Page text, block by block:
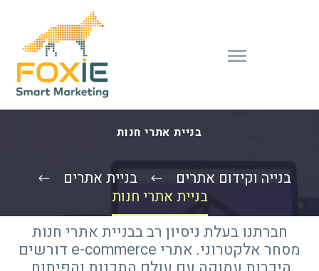
בניית אתרי חנות
בנייה וקידום אתרים
בניית אתרים
בניית אתרי חנות
חברתנו בעלת ניסיון רב בבניית אתרי חנות
מסחר אלקטרוני. אתרי e-commerce דורשים